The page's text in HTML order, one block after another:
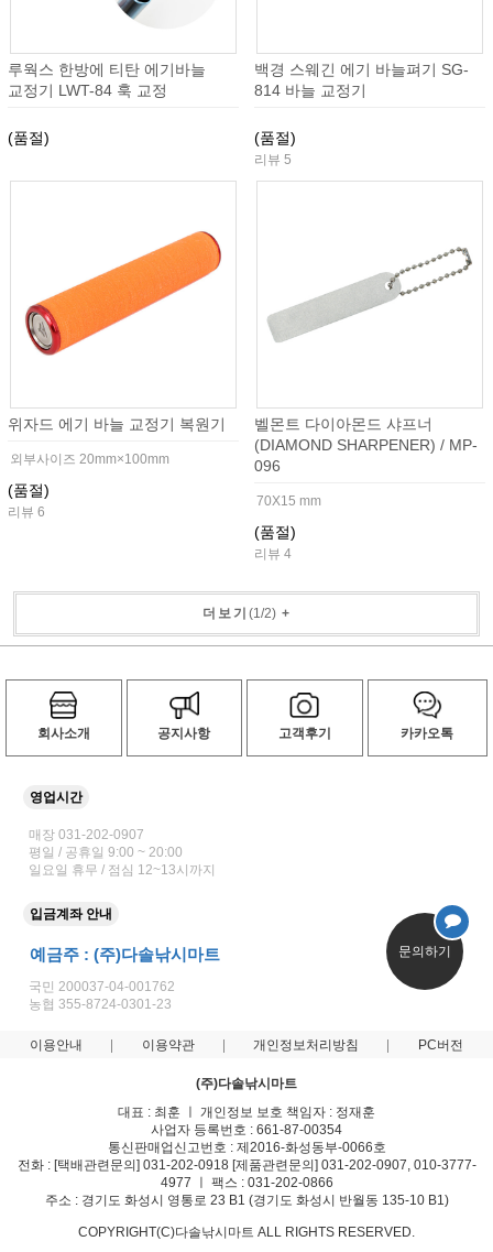
루웍스 한방에 티탄 에기바늘
교정기 LWT-84 훅 교정
(품절)
백경 스웨긴 에기 바늘펴기 SG-
814 바늘 교정기
(품절)
리뷰 5
위자드 에기 바늘 교정기 복원기
외부사이즈 20mm×100mm
(품절)
리뷰 6
벨몬트 다이아몬드 샤프너
(DIAMOND SHARPENER) / MP-
096
70X15 mm
(품절)
리뷰 4
더보기 (1/2)+
회사소개 공지사항 고객후기 카카오톡
영업시간
매장 031-202-0907
평일 / 공휴일 9:00 ~ 20:00
일요일 휴무 / 점심 12~13시까지
입금계좌 안내
예금주 : (주)다솔낚시마트
국민 200037-04-001762
농협 355-8724-0301-23
문의하기
이용안내 이용약관 개인정보처리방침 PC버전
(주)다솔낚시마트
대표 : 최훈 ㅣ 개인정보 보호 책임자 : 정재훈
사업자 등록번호 : 661-87-00354
통신판매업신고번호 : 제2016-화성동부-0066호
전화 : [택배관련문의] 031-202-0918 [제품관련문의] 031-202-0907, 010-3777-
4977 ㅣ 팩스 : 031-202-0866
주소 : 경기도 화성시 영통로 23 B1 (경기도 화성시 반월동 135-10 B1)
COPYRIGHT(C)다솔낚시마트 ALL RIGHTS RESERVED.